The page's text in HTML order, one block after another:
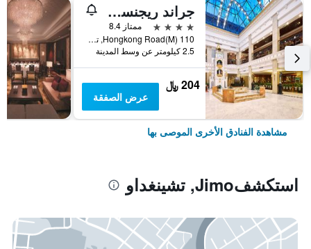
جراند ريجنسي هوتل
4 نجوم
ممتاز 8.4
110 Hongkong Road(M), تشينغداو, الصين
2.5 كيلومتر عن وسط المدينة
204 ﷼
عرض الصفقة
مشاهدة الفنادق الأخرى الموصى بها
استكشفJimo, تشينغداو